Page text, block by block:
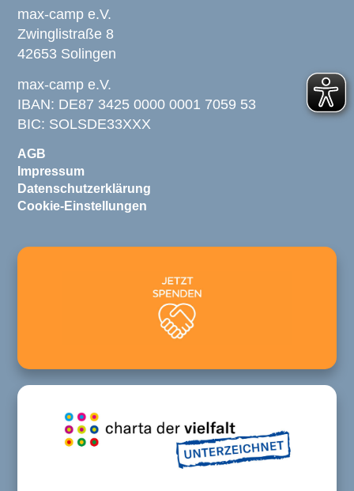
max-camp e.V.
Zwinglistraße 8
42653 Solingen
max-camp e.V.
IBAN: DE87 3425 0000 0001 7059 53
BIC: SOLSDE33XXX
AGB
Impressum
Datenschutzerklärung
Cookie-Einstellungen